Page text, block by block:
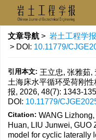
文章导航 > 岩土工程学报
> DOI: 10.11779/
引用本文: 王立忠, 张雅茹,
土海床水平循环受荷刚性
报, 2026, 48(7): 1343-
DOI: 10.11779/
Citation: WANG
Huan, LIU Junwei, GUO
model for cyclic laterally